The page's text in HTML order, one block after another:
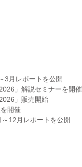
3月レポートを公開
」解説セミナーを開催
」販売開始
開催
12月レポートを公開